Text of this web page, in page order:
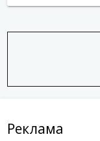
Реклама